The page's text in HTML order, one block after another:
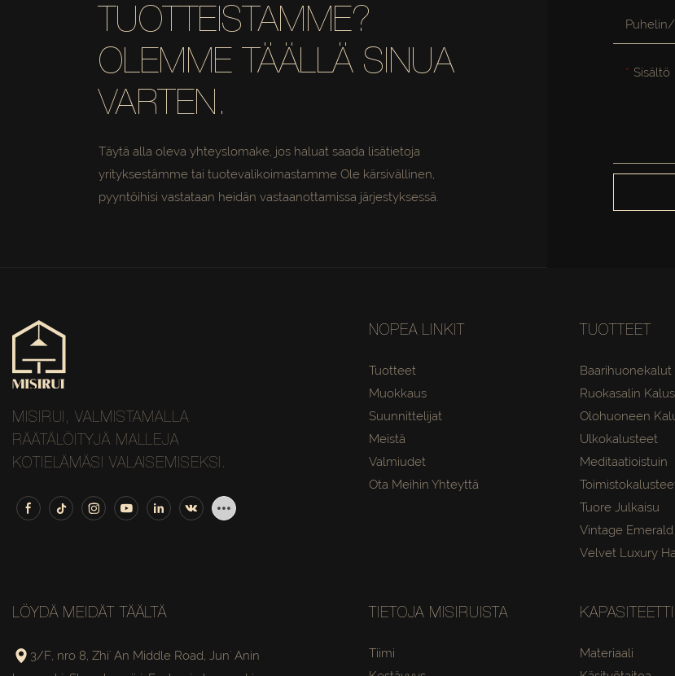
TUOTTEISTAMME?
OLEMME TÄÄLLÄ SINUA
VARTEN.
Täytä alla oleva yhteyslomake, jos haluat saada lisätietoja
yrityksestämme tai tuotevalikoimastamme Ole kärsivällinen,
pyyntöihisi vastataan heidän vastaanottamissa järjestyksessä.
Sisältö
MISIRUI, VALMISTAMALLA
RÄÄTÄLÖITYJÄ MALLEJA
KOTIELÄMÄSI VALAISEMISEKSI.
NOPEA LINKIT
Tuotteet
Muokkaus
Suunnittelijat
Meistä
Valmiudet
Ota Meihin Yhteyttä
TUOTTEET
Baarihuonekalut
Ruokasalin
Olohuoneen
Ulkokalusteet
Meditaatioistuin
Tuore Julkaisu
Vintage
Velvet Luxury
LÖYDÄ MEIDÄT TÄÄLTÄ
3/F, nro 8, Zhi' An Middle Road, Jun' Anin
TIETOJA MISIRUISTA
Tiimi
KAPASITEETTI
Materiaali